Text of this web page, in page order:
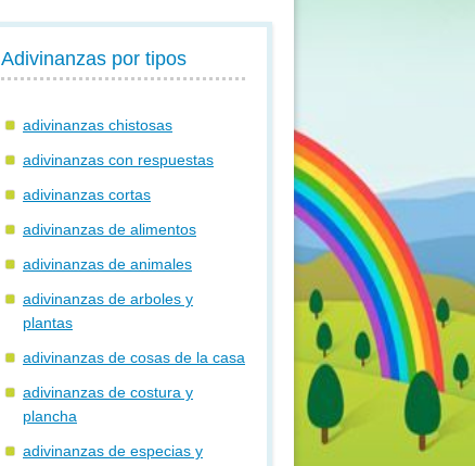
Adivinanzas por tipos
adivinanzas chistosas
adivinanzas con respuestas
adivinanzas cortas
adivinanzas de alimentos
adivinanzas de animales
adivinanzas de arboles y
plantas
adivinanzas de cosas de la casa
adivinanzas de costura y
plancha
adivinanzas de especias y